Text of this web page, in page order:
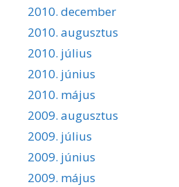
2010. december
2010. augusztus
2010. július
2010. június
2010. május
2009. augusztus
2009. július
2009. június
2009. május